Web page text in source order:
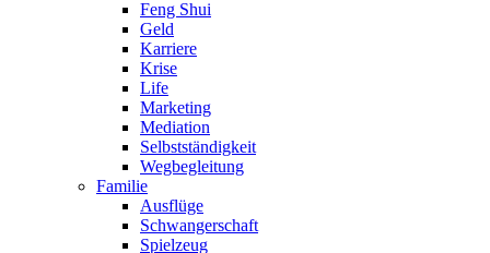
Feng Shui
Geld
Karriere
Krise
Life
Marketing
Mediation
Selbstständigkeit
Wegbegleitung
Familie
Ausflüge
Schwangerschaft
Spielzeug